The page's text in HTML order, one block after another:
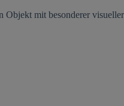
mit besonderer